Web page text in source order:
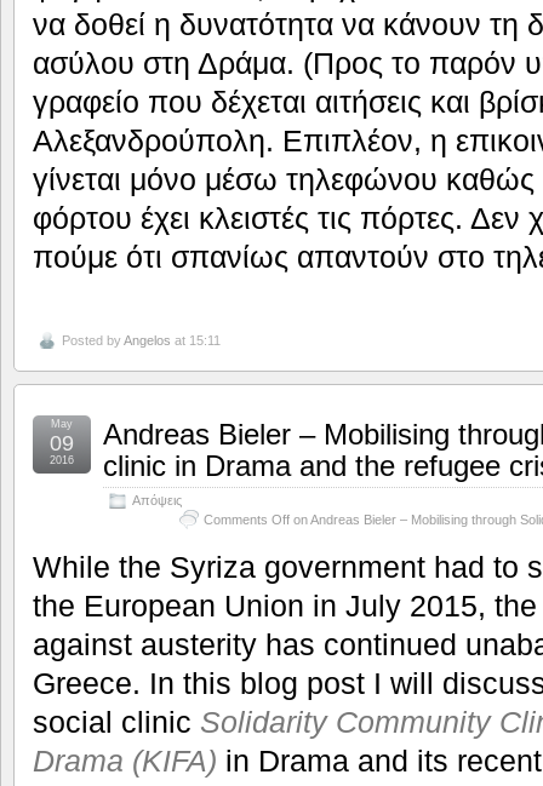
να δοθεί η δυνατότητα να κάνουν τη
ασύλου στη Δράμα. (Προς το παρόν
γραφείο που δέχεται αιτήσεις και
Αλεξανδρούπολη. Επιπλέον, η
γίνεται μόνο μέσω τηλεφώνου
φόρτου έχει κλειστές τις πόρτες. Δεν
πούμε ότι σπανίως απαντούν στο
Posted byAngelos at 15:11
Andreas Bieler – Mobilising
clinic in Drama and the refugee
Απόψεις
Comments Off on Andreas Bieler – Mobilising through
May
09
2016
While the Syriza government had to
the European Union in July 2015,
against austerity has continued
Greece. In this blog post I will
social clinic Solidarity Community
Drama (KIFA) in Drama and its